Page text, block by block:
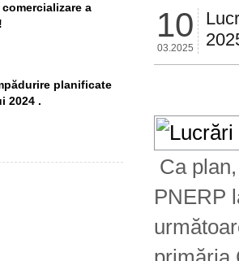
a
planificate
2024 .
10
03.2025
Ca
PNERP